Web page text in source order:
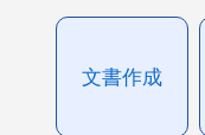
文書作成